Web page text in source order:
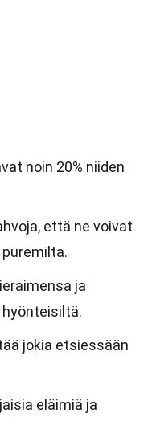
noin 20% niiden
että ne voivat
ja
jokia etsiessään
eläimiä ja